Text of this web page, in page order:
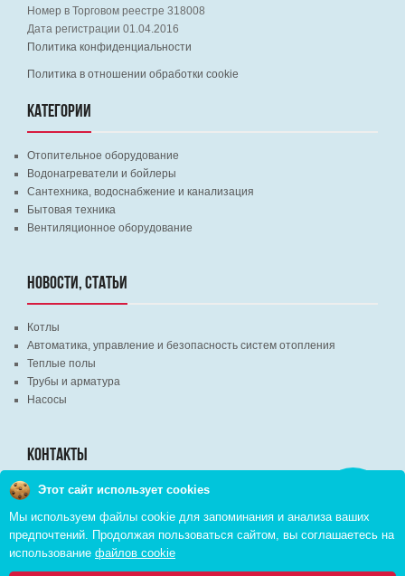
Номер в Торговом реестре 318008
Дата регистрации 01.04.2016
Политика конфиденциальности
Политика в отношении обработки cookie
КАТЕГОРИИ
Отопительное оборудование
Водонагреватели и бойлеры
Сантехника, водоснабжение и канализация
Бытовая техника
Вентиляционное оборудование
НОВОСТИ, СТАТЬИ
Котлы
Автоматика, управление и безопасность систем отопления
Теплые полы
Трубы и арматура
Насосы
КОНТАКТЫ
г. Минск, ВЦ "Экспобел", строительный рынок, павильон № 8c
г. Минск, ул. М. Лынькова, д. 35, пом. 199
+375 (29) 110-46-46 (А1)
+375 (29) 373-90-16 (A1)
Этот сайт использует cookies
Мы используем файлы cookie для запоминания и анализа ваших
предпочтений. Продолжая пользоваться сайтом, вы соглашаетесь на
использование файлов cookie